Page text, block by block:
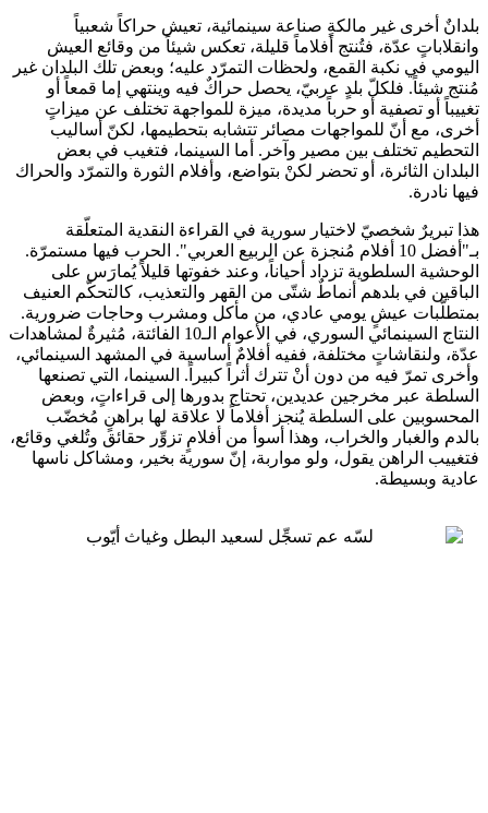
بلدانٌ أخرى غير مالكةٍ صناعة سينمائية، تعيش حراكاً شعبياً
وانقلاباتٍ عدّة، فتُنتج أفلاماً قليلة، تعكس شيئاً من وقائع العيش
اليومي في نكبة القمع، ولحظات التمرّد عليه؛ وبعض تلك البلدان غير
مُنتج شيئاً. فلكلّ بلدٍ عربيّ، يحصل حراكٌ فيه وينتهي إما قمعاً أو
تغييباً أو تصفية أو حرباً مديدة، ميزة للمواجهة تختلف عن ميزاتٍ
أخرى، مع أنّ للمواجهات مصائر تتشابه بتحطيمها، لكنّ أساليب
التحطيم تختلف بين مصير وآخر. أما السينما، فتغيب في بعض
البلدان الثائرة، أو تحضر لكنْ بتواضع، وأفلام الثورة والتمرّد والحراك
فيها نادرة.
هذا تبريرٌ شخصيّ لاختيار سورية في القراءة النقدية المتعلّقة
بـ"أفضل 10 أفلام مُنجزة عن الربيع العربي". الحرب فيها مستمرّة.
الوحشية السلطوية تزداد أحياناً، وعند خفوتها قليلاً يُمارَس على
الباقين في بلدهم أنماطٌ شتّى من القهر والتعذيب، كالتحكّم العنيف
بمتطلّبات عيشٍ يومي عادي، من مأكل ومشرب وحاجات ضرورية.
النتاج السينمائي السوري، في الأعوام الـ10 الفائتة، مُثيرةٌ لمشاهدات
عدّة، ولنقاشاتٍ مختلفة، ففيه أفلامٌ أساسية في المشهد السينمائي،
وأخرى تمرّ فيه من دون أنْ تترك أثراً كبيراً. السينما، التي تصنعها
السلطة عبر مخرجين عديدين، تحتاج بدورها إلى قراءاتٍ، وبعض
المحسوبين على السلطة يُنجز أفلاماً لا علاقة لها براهنٍ مُخضّب
بالدم والغبار والخراب، وهذا أسوأ من أفلامٍ تزوِّر حقائق وتُلغي وقائع،
فتغييب الراهن يقول، ولو مواربة، إنّ سورية بخير، ومشاكل ناسها
عادية وبسيطة.